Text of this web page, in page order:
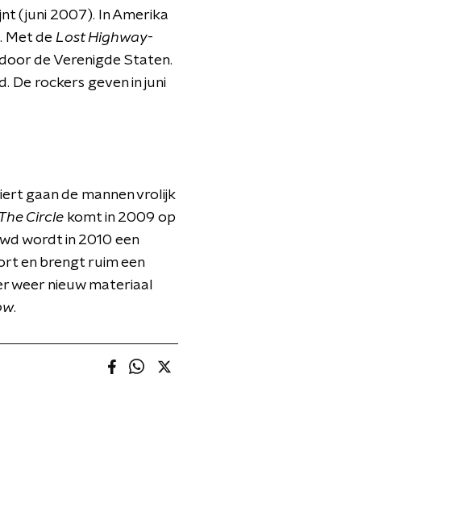
(juni 2007). In Amerika
Met de Lost Highway-
de Verenigde Staten.
De rockers geven in juni
gaan de mannen vrolijk
The Circle komt in 2009 op
wordt in 2010 een
en brengt ruim een
weer nieuw materiaal
.